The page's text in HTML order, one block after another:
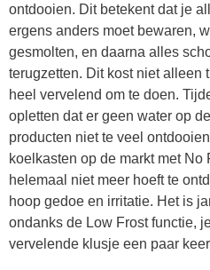
ontdooien. Dit betekent dat je
ergens anders moet bewaren,
gesmolten, en daarna alles
terugzetten. Dit kost niet alleen
heel vervelend om te doen.
opletten dat er geen water op
producten niet te veel
koelkasten op de markt met
helemaal niet meer hoeft te
hoop gedoe en irritatie. Het is
ondanks de Low Frost functie,
vervelende klusje een paar